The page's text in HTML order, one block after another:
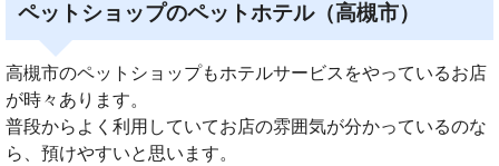
ペットショップのペットホテル（高槻市）
高槻市のペットショップもホテルサービスをやっているお店
が時々あります。
普段からよく利用していてお店の雰囲気が分かっているのな
ら、預けやすいと思います。